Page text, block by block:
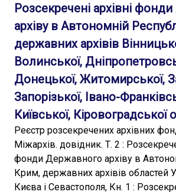
Розсекречені архівні
архіву в Автономній
державних архівів
Волинської,
Донецької, Житомирської,
Запорізької, Івано-
Київської, Кіровоградської
Реєстр розсекречених архівних
Міжархів. довідник. Т. 2 :
фонди Державного архіву в
Крим, державних архівів областей
Києва і Севастополя, Кн. 1 :